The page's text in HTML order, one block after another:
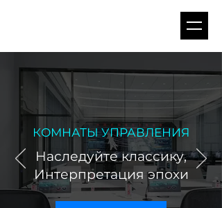
КОМНАТЫ УПРАВЛЕНИЯ
Наследуйте классику,
Интерпретация эпохи